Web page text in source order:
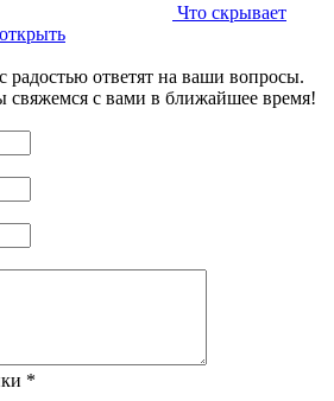
Что скрывает
ответят на ваши вопросы.
свяжемся с вами в ближайшее время!
*